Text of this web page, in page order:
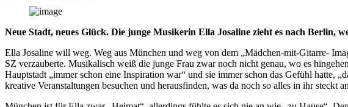
Neue Stadt, neues Glück. Die junge Musikerin Ella Josaline zieht es nach
Ella Josaline will weg. Weg aus München und weg von dem „Mädchen-mit-Gitarre-
SZ verzauberte. Musikalisch weiß die junge Frau zwar noch nicht genau, wo es
Hauptstadt „immer schon eine Inspiration war“ und sie immer schon das Gefühl hatte,
kreative Veranstaltungen besuchen und herausfinden, was da noch so alles in ihr steckt